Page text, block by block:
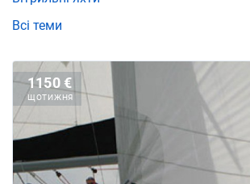
Всі теми
1150 €
ЩОТИЖНЯ